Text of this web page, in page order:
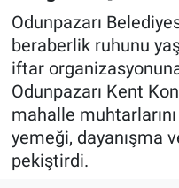
Odunpazarı
beraberlik ruhunu
iftar
Odunpazarı Kent
mahalle
yemeği, dayanışma
pekiştirdi.
Sağlık
Alış-Veriş/İş
Ekonomi
Kültür Sanat
Politika
Haber Arşivi